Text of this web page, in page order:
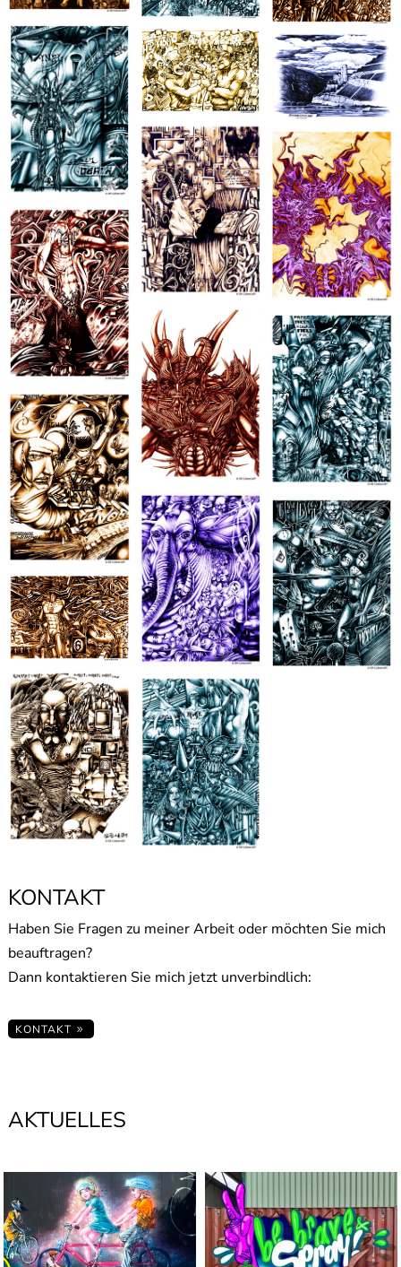
KONTAKT
Haben Sie Fragen zu meiner Arbeit oder möchten Sie mich
beauftragen?
Dann kontaktieren Sie mich jetzt unverbindlich:
KONTAKT
AKTUELLES